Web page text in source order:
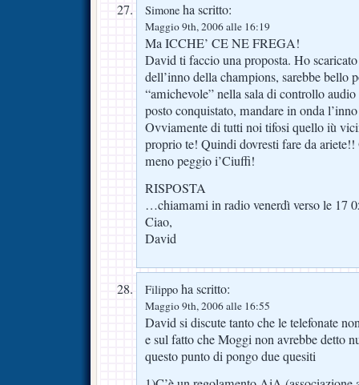
Simone ha scritto:
Maggio 9th, 2006 alle 16:19
Ma ICCHE’ CE NE FREGA!
David ti faccio una proposta. Ho
dell’inno della champions, sarebbe bello
“amichevole” nella sala di controllo
posto conquistato, mandare in onda
Ovviamente di tutti noi tifosi quello iù
proprio te! Quindi dovresti fare da
meno peggio i’Ciuffi!
RISPOSTA
…chiamami in radio venerdì verso le 17
Ciao,
David
Filippo ha scritto:
Maggio 9th, 2006 alle 16:55
David si discute tanto che le telefonate
e sul fatto che Moggi non avrebbe detto
questo punto di pongo due quesiti